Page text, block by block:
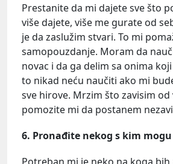
Prestanite da mi dajete sve što
više dajete, više me gurate od
je da zaslužim stvari. To mi
samopouzdanje. Moram da
novac i da ga delim sa onima
to nikad neću naučiti ako mi
sve hirove. Mrzim što zavisim od
pomozite mi da postanem
6. Pronađite nekog s kim